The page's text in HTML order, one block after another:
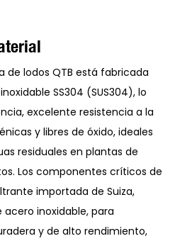
de lodos QTB está fabricada
SS304 (SUS304), lo
excelente resistencia a la
y libres de óxido, ideales
residuales en plantas de
Los componentes críticos de
importada de Suiza,
inoxidable, para
y de alto rendimiento,